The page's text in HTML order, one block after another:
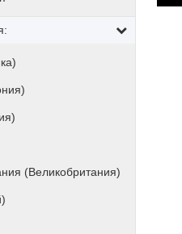
(Великобритания)